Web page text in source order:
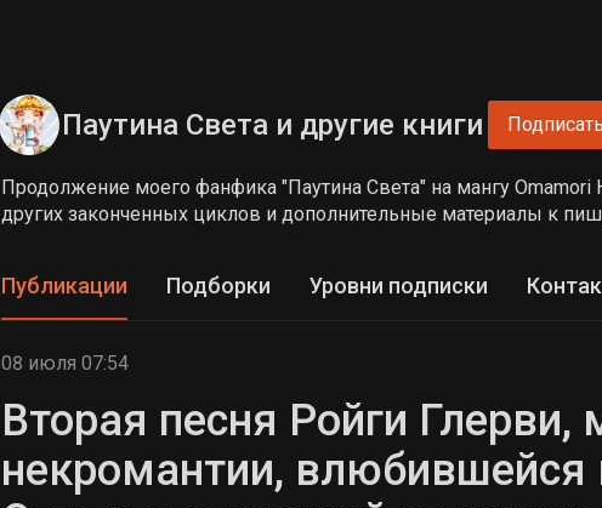
Паутина Света и другие книги
Продолжение моего фанфика "Паутина Света" на мангу
других законченных циклов и дополнительные материалы к
Публикации Подборки Уровни подписки
08 июля 07:54
Вторая песня Ройги Глерви,
некромантии, влюбившейся